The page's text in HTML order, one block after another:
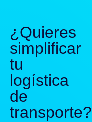
¿Quieres
simplificar
tu
logística
de
transporte?